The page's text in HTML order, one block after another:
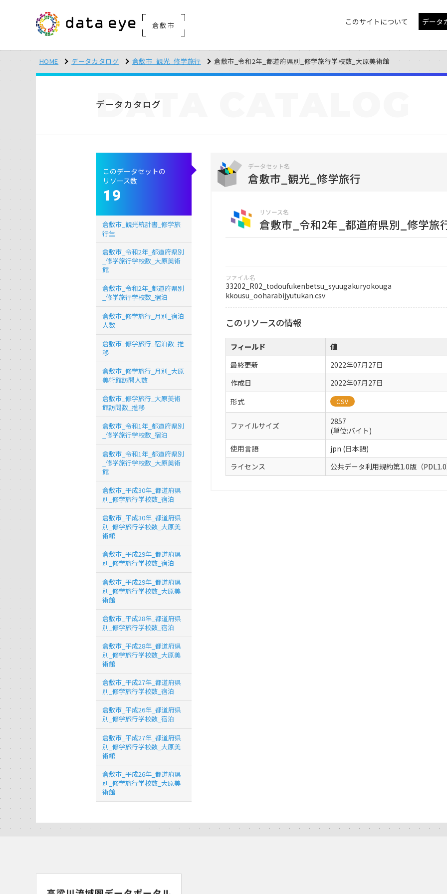
倉敷市 このサイトについて データ
HOME データカタログ 倉敷市_観光_修学旅行 倉敷市_令和2年_都道府県別_修学旅行学校数_大原美術館
データカタログ
DATA
データセット名
倉敷市_観光_修学旅行
リソース名
倉敷市_令和2年_都道府県別_修学旅
ファイル名
33202_R02_todoufukenbetsu_syuugakuryokouga
kkousu_ooharabijyutukan.csv
このリソースの情報
フィールド
値
最終更新
2022年07月27日
作成日
2022年07月27日
形式
CSV
ファイルサイズ
2857
(単位:バイト)
使用言語
jpn (日本語)
ライセンス
公共データ利用規約第1.0版（
このデータセットの
リソース数
19
倉敷市_観光統計書_修学旅
行生
倉敷市_令和2年_都道府県別
_修学旅行学校数_大原美術
館
倉敷市_令和2年_都道府県別
_修学旅行学校数_宿泊
倉敷市_修学旅行_月別_宿泊
人数
倉敷市_修学旅行_宿泊数_推
移
倉敷市_修学旅行_月別_大原
美術館訪問人数
倉敷市_修学旅行_大原美術
館訪問数_推移
倉敷市_令和1年_都道府県別
_修学旅行学校数_宿泊
倉敷市_令和1年_都道府県別
_修学旅行学校数_大原美術
館
倉敷市_平成30年_都道府県
別_修学旅行学校数_宿泊
倉敷市_平成30年_都道府県
別_修学旅行学校数_大原美
術館
倉敷市_平成29年_都道府県
別_修学旅行学校数_宿泊
倉敷市_平成29年_都道府県
別_修学旅行学校数_大原美
術館
倉敷市_平成28年_都道府県
別_修学旅行学校数_宿泊
倉敷市_平成28年_都道府県
別_修学旅行学校数_大原美
術館
倉敷市_平成27年_都道府県
別_修学旅行学校数_宿泊
倉敷市_平成26年_都道府県
別_修学旅行学校数_宿泊
倉敷市_平成27年_都道府県
別_修学旅行学校数_大原美
術館
倉敷市_平成26年_都道府県
別_修学旅行学校数_大原美
術館